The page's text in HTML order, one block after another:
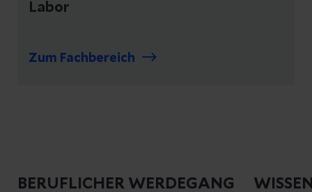
Labor
Zum Fachbereich
BERUFLICHER WERDEGANG